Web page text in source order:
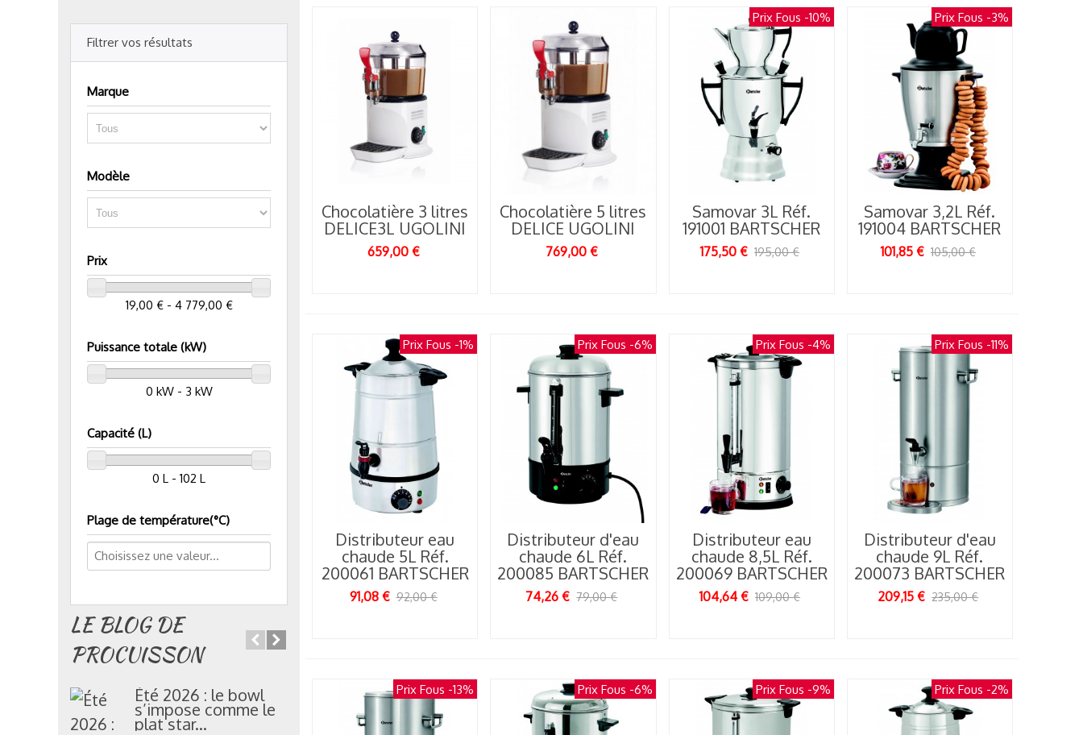
Filtrer vos résultats
Marque
Modèle
Prix
19,00 € - 4 779,00 €
Puissance totale (kW)
0 kW - 3 kW
Capacité (L)
0 L - 102 L
Plage de température(°C)
LE BLOG DE
PROCUISSON
Été 2026 : le bowl
s’impose comme le
plat star...
Cuisine au feu :
comment le
brasero...
Chocolatière 3 litres
DELICE3L UGOLINI
659,00 €
Chocolatière 5 litres
DELICE UGOLINI
769,00 €
Prix Fous -10%
Samovar 3L Réf.
191001 BARTSCHER
175,50 € 195,00 €
Prix Fous -3%
Samovar 3,2L Réf.
191004 BARTSCHER
101,85 € 105,00 €
Prix Fous -1%
Distributeur eau
chaude 5L Réf.
200061 BARTSCHER
91,08 € 92,00 €
Prix Fous -6%
Distributeur d'eau
chaude 6L Réf.
200085 BARTSCHER
74,26 € 79,00 €
Prix Fous -4%
Distributeur eau
chaude 8,5L Réf.
200069 BARTSCHER
104,64 € 109,00 €
Prix Fous -11%
Distributeur d'eau
chaude 9L Réf.
200073 BARTSCHER
209,15 € 235,00 €
Prix Fous -13% Prix Fous -6% Prix Fous -9% Prix Fous -2%